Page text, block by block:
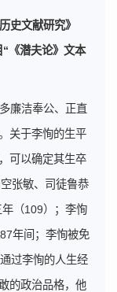
史文献研究》
《潜夫论》文本
廉洁奉公、正直
关于李恂的生平
可以确定其生卒
张敏、司徒鲁恭
（109）；李恂
年间；李恂被免
过李恂的人生经
的政治品格，他